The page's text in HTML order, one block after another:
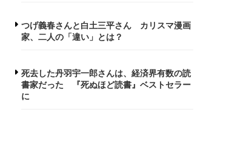
つげ義春さんと白土三平さん カリスマ漫画
家、二人の「違い」とは？
死去した丹羽宇一郎さんは、経済界有数の読
書家だった 『死ぬほど読書』ベストセラー
に